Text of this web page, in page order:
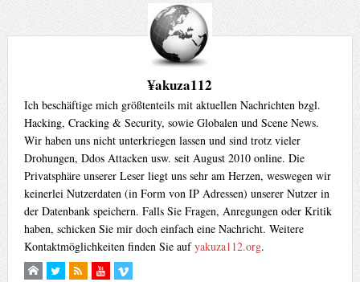
¥akuza112
Ich beschäftige mich größtenteils mit aktuellen Nachrichten bzgl.
Hacking, Cracking & Security, sowie Globalen und Scene News.
Wir haben uns nicht unterkriegen lassen und sind trotz vieler
Drohungen, Ddos Attacken usw. seit August 2010 online. Die
Privatsphäre unserer Leser liegt uns sehr am Herzen, weswegen wir
keinerlei Nutzerdaten (in Form von IP Adressen) unserer Nutzer in
der Datenbank speichern. Falls Sie Fragen, Anregungen oder Kritik
haben, schicken Sie mir doch einfach eine Nachricht. Weitere
Kontaktmöglichkeiten finden Sie aufyakuza112.org.